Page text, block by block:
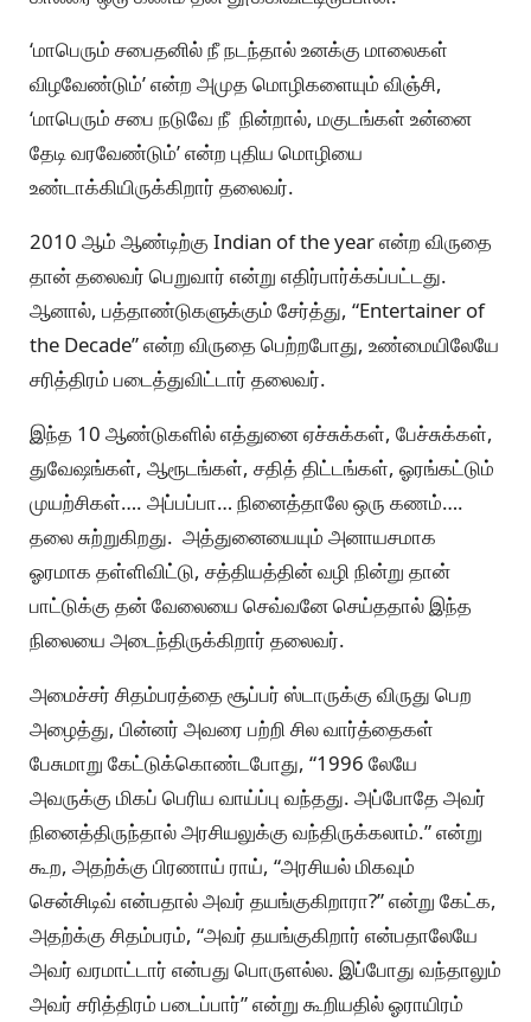
‘மாபெரும் சபைதனில் நீ நடந்தால் உனக்கு மாலைகள்
விழவேண்டும்’ என்ற அமுத மொழிகளையும் விஞ்சி,
‘மாபெரும் சபை நடுவே நீ நின்றால், மகுடங்கள் உன்னை
தேடி வரவேண்டும்’ என்ற புதிய மொழியை
உண்டாக்கியிருக்கிறார் தலைவர்.
2010 ஆம் ஆண்டிற்கு Indian of the year என்ற விருதை
தான் தலைவர் பெறுவார் என்று எதிர்பார்க்கப்பட்டது.
ஆனால், பத்தாண்டுகளுக்கும் சேர்த்து, “Entertainer of
the Decade” என்ற விருதை பெற்றபோது, உண்மையிலேயே
சரித்திரம் படைத்துவிட்டார் தலைவர்.
இந்த 10 ஆண்டுகளில் எத்துனை ஏச்சுக்கள், பேச்சுக்கள்,
துவேஷங்கள், ஆரூடங்கள், சதித் திட்டங்கள், ஓரங்கட்டும்
முயற்சிகள்…. அப்பப்பா… நினைத்தாலே ஒரு கணம்….
தலை சுற்றுகிறது. அத்துனையையும் அனாயசமாக
ஓரமாக தள்ளிவிட்டு, சத்தியத்தின் வழி நின்று தான்
பாட்டுக்கு தன் வேலையை செவ்வனே செய்ததால் இந்த
நிலையை அடைந்திருக்கிறார் தலைவர்.
அமைச்சர் சிதம்பரத்தை சூப்பர் ஸ்டாருக்கு விருது பெற
அழைத்து, பின்னர் அவரை பற்றி சில வார்த்தைகள்
பேசுமாறு கேட்டுக்கொண்டபோது, “1996 லேயே
அவருக்கு மிகப் பெரிய வாய்ப்பு வந்தது. அப்போதே அவர்
நினைத்திருந்தால் அரசியலுக்கு வந்திருக்கலாம்.” என்று
கூற, அதற்க்கு பிரணாய் ராய், “அரசியல் மிகவும்
சென்சிடிவ் என்பதால் அவர் தயங்குகிறாரா?” என்று கேட்க,
அதற்க்கு சிதம்பரம், “அவர் தயங்குகிறார் என்பதாலேயே
அவர் வரமாட்டார் என்பது பொருளல்ல. இப்போது வந்தாலும்
அவர் சரித்திரம் படைப்பார்” என்று கூறியதில் ஓராயிரம்